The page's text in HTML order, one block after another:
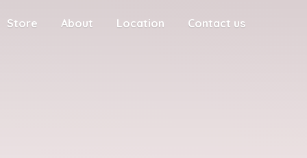
Store About Location Contact us